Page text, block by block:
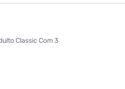
Classic Com 3